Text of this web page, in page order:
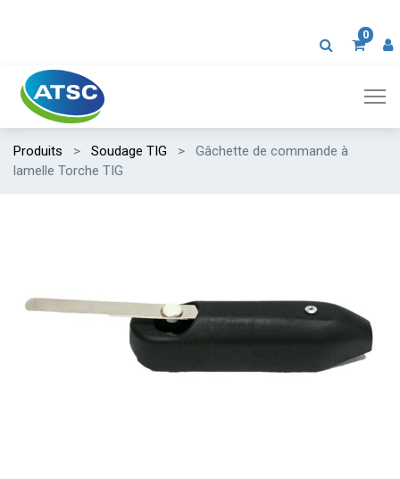
0
Produits Soudage TIG
Gâchette de commande à
lamelle Torche TIG